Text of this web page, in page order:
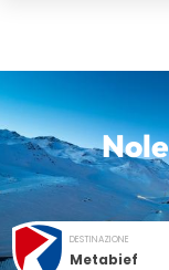
DESTINAZIONE
Metabief